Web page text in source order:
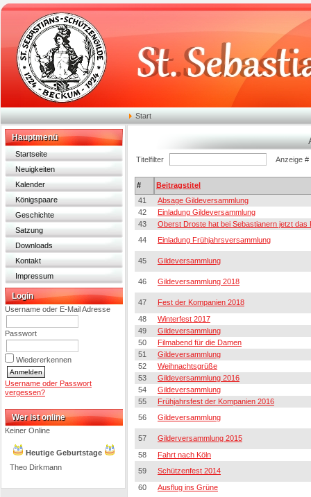
Start
Hauptmenü
Startseite
Neuigkeiten
Kalender
Königspaare
Geschichte
Satzung
Downloads
Kontakt
Impressum
Login
Username oder E-Mail Adresse
Passwort
Wiedererkennen
Username oder Passwort
vergessen?
Wer ist online
Keiner Online
Heutige Geburtstage
Theo Dirkmann
Titelfilter Anzeige #
#
Beitragstitel
41
Absage Gildeversammlung
42
Einladung Gildeversammlung
43
Oberst Droste hat bei Sebastianern jetzt das
44
Einladung Frühjahrsversammlung
45 Gildeversammlung
46 Gildeversammlung 2018
47
Fest der Kompanien 2018
48
Winterfest 2017
49
Gildeversammlung
50
Filmabend für die Damen
51
Gildeversammlung
52
Weihnachtsgrüße
53
Gildeversammlung 2016
54
Gildeversammlung
55
Frühjahrsfest der Kompanien 2016
56
Gildeversammlung
57
Gilderversammlung 2015
58
Fahrt nach Köln
59
Schützenfest 2014
60
Ausflug ins Grüne